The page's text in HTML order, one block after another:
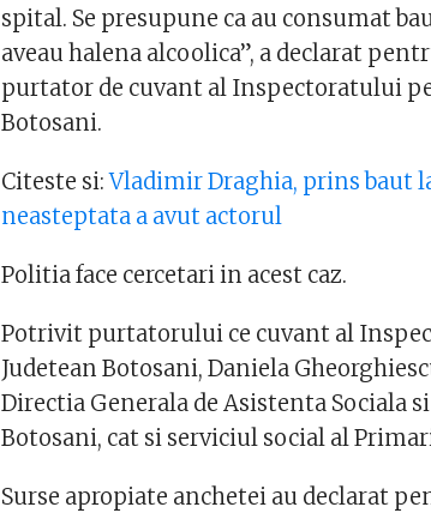
spital. Se presupune ca au consumat
aveau halena alcoolica”, a declarat
purtator de cuvant al Inspectoratului
Botosani.
Citeste si:Vladimir Draghia, prins baut
neasteptata a avut actorul
Politia face cercetari in acest caz.
Potrivit purtatorului ce cuvant al
Judetean Botosani, Daniela
Directia Generala de Asistenta Sociala
Botosani, cat si serviciul social al
Surse apropiate anchetei au declarat